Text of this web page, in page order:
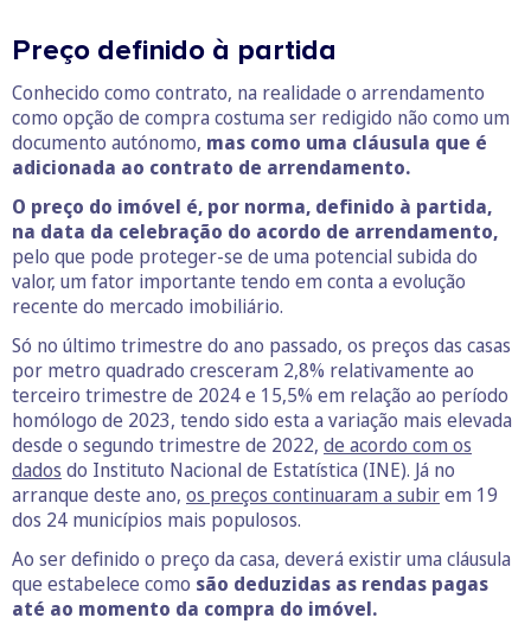
Preço definido à partida
Conhecido como contrato, na realidade o arrendamento
como opção de compra costuma ser redigido não como um
documento autónomo, mas como uma cláusula que é
adicionada ao contrato de arrendamento.
O preço do imóvel é, por norma, definido à partida,
na data da celebração do acordo de arrendamento,
pelo que pode proteger-se de uma potencial subida do
valor, um fator importante tendo em conta a evolução
recente do mercado imobiliário.
Só no último trimestre do ano passado, os preços das casas
por metro quadrado cresceram 2,8% relativamente ao
terceiro trimestre de 2024 e 15,5% em relação ao período
homólogo de 2023, tendo sido esta a variação mais elevada
desde o segundo trimestre de 2022, de acordo com os
dados do Instituto Nacional de Estatística (INE). Já no
arranque deste ano, os preços continuaram a subirem 19
dos 24 municípios mais populosos.
Ao ser definido o preço da casa, deverá existir uma cláusula
que estabelece como são deduzidas as rendas pagas
até ao momento da compra do imóvel.